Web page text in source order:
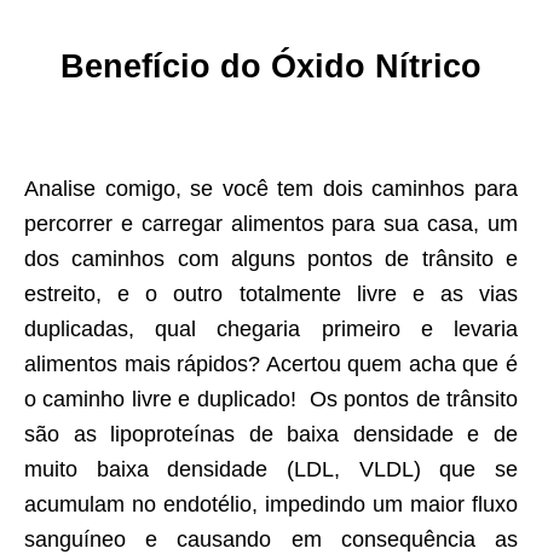
Benefício do Óxido Nítrico
Analise comigo, se você tem dois caminhos para
percorrer e carregar alimentos para sua casa, um
dos caminhos com alguns pontos de trânsito e
estreito, e o outro totalmente livre e as vias
duplicadas, qual chegaria primeiro e levaria
alimentos mais rápidos? Acertou quem acha que é
o caminho livre e duplicado! Os pontos de trânsito
são as lipoproteínas de baixa densidade e de
muito baixa densidade (LDL, VLDL) que se
acumulam no endotélio, impedindo um maior fluxo
sanguíneo e causando em consequência as